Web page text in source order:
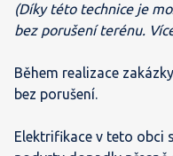
(Díky této technice je
bez porušení terénu.
Během realizace
bez porušení.
Elektrifikace v teto obci